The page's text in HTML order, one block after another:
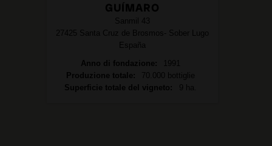
GUÍMARO
Sanmil 43
27425 Santa Cruz de Brosmos- Sober Lugo
España
Anno di fondazione
1991
Produzione totale
70.000 bottiglie
Superficie totale del vigneto
9 ha.